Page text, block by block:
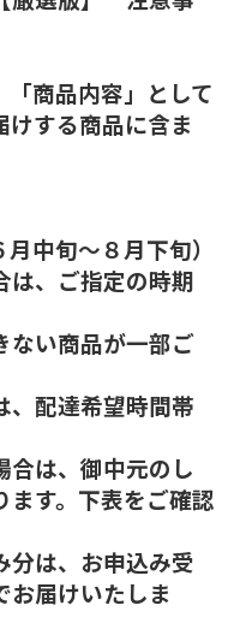
商品内容」として
する商品に含ま
中旬～８月下旬）
は、ご指定の時期
い商品が一部ご
配達希望時間帯
は、御中元のし
ます。下表をご確認
分は、お申込み受
お届けいたしま